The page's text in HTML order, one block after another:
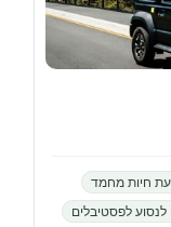
חיות מחמד
לפסטיבלים